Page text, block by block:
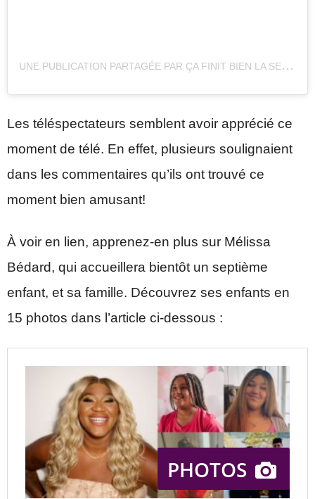
U
NE PUBLICATION PARTAGÉE PAR ÇA FINIT BIEN LA SEMAINE (@CAFINITBIENLASEMAINETVA)
Les téléspectateurs semblent avoir apprécié ce
moment de télé. En effet, plusieurs soulignaient
dans les commentaires qu’ils ont trouvé ce
moment bien amusant!
À voir en lien, apprenez-en plus sur Mélissa
Bédard, qui accueillera bientôt un septième
enfant, et sa famille. Découvrez ses enfants en
15 photos dans l’article ci-dessous :